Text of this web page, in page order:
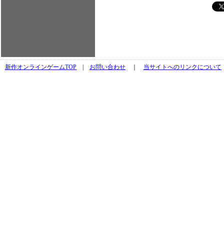
新作オンラインゲームTOP お問い合わせ 当サイトへのリンクについて